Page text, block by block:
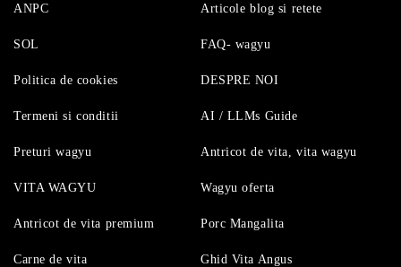
ANPC
SOL
Politica de cookies
Termeni si conditii
Articole blog si retete
FAQ- wagyu
DESPRE NOI
AI / LLMs Guide
Preturi wagyu
VITA WAGYU
Antricot de vita premium
Carne de vita
Antricot de vita, vita wagyu
Wagyu oferta
Porc Mangalita
Ghid Vita Angus